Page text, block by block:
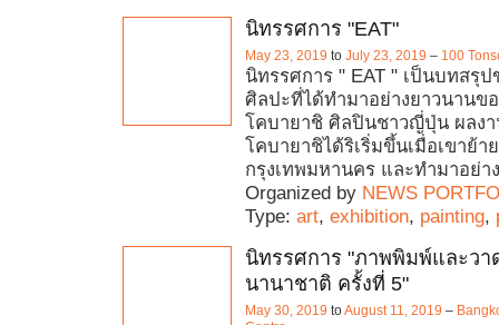
นิทรรศการ "EAT"
May 23, 2019 to July 23, 2019 – 100
นิทรรศการ " EAT " เป็นบทสรุป
ศิลปะที่ได้ทำมาอย่างยาวนานข
โคบายาชิ ศิลปินชาวญี่ปุ่น ผลง
โคบายาชิได้ริเริ่มขึ้นเมื่อเขาย้า
กรุงเทพมหานคร และทำมาอย่า
Organized by NEWS
Type: art, exhibition, painting,
นิทรรศการ "ภาพพิมพ์และวา
นานาชาติ ครั้งที่ 5"
May 30, 2019 toAugust 11, 2019 –